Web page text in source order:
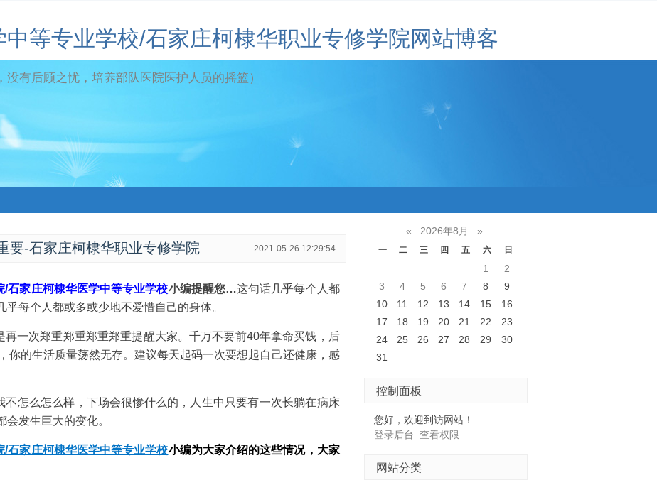
等专业学校/石家庄柯棣华职业专修学院网站博客
有后顾之忧，培养部队医院医护人员的摇篮）
要-石家庄柯棣华职业专修学院 2021-05-26 12:29:54
石家庄柯棣华医学中等专业学校小编提醒您…这句话几乎每个人都
每个人都或多或少地不爱惜自己的身体。
再一次郑重郑重郑重郑重提醒大家。千万不要前40年拿命买钱，后
你的生活质量荡然无存。建议每天起码一次要想起自己还健康，感
不怎么怎么样，下场会很惨什么的，人生中只要有一次长躺在病床
会发生巨大的变化。
石家庄柯棣华医学中等专业学校小编为大家介绍的这些情况，大家
« 2026年8月 »
一 二 三 四 五 六 日
1
2
3
4 5 6 7 8
9
10
11 12 13 14 15
16
17
18 19 20 21 22
23
24
25 26 27 28 29
30
31
控制面板
您好，欢迎到访网站！
登录后台 查看权限
网站分类